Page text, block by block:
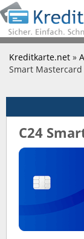
Kreditkarte.net »
Smart Mastercard
C24